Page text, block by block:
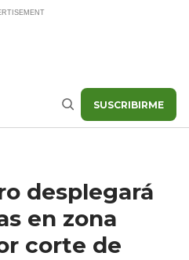
Buscar SUSCRIBIRME
desplegará
en zona
corte de